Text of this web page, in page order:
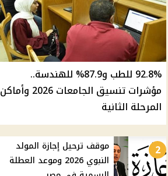
92.8% للطب و87.9% للهندسة..
مؤشرات تنسيق الجامعات 2026 وأماكن
المرحلة الثانية
2
موقف ترحيل إجازة المولد
النبوي 2026 وموعد العطلة